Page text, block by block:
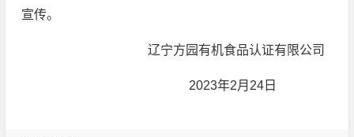
宣传。
辽宁方园有机食品认证有限公司
2023年2月24日